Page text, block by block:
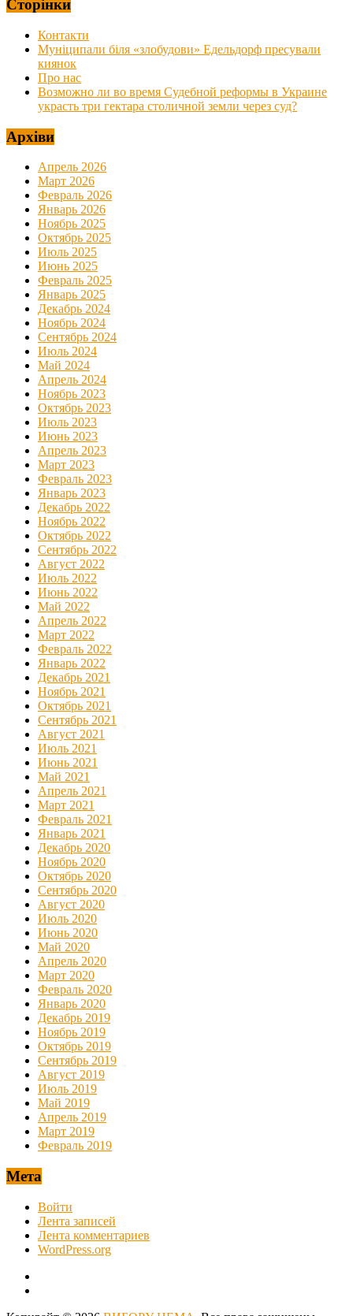
Сторінки
Контакти
Муніципали біля «злобудови» Едельдорф пресували
киянок
Про нас
Возможно ли во время Судебной реформы в Украине
украсть три гектара столичной земли через суд?
Архіви
Апрель 2026
Март 2026
Февраль 2026
Январь 2026
Ноябрь 2025
Октябрь 2025
Июль 2025
Июнь 2025
Февраль 2025
Январь 2025
Декабрь 2024
Ноябрь 2024
Сентябрь 2024
Июль 2024
Май 2024
Апрель 2024
Ноябрь 2023
Октябрь 2023
Июль 2023
Июнь 2023
Апрель 2023
Март 2023
Февраль 2023
Январь 2023
Декабрь 2022
Ноябрь 2022
Октябрь 2022
Сентябрь 2022
Август 2022
Июль 2022
Июнь 2022
Май 2022
Апрель 2022
Март 2022
Февраль 2022
Январь 2022
Декабрь 2021
Ноябрь 2021
Октябрь 2021
Сентябрь 2021
Август 2021
Июль 2021
Июнь 2021
Май 2021
Апрель 2021
Март 2021
Февраль 2021
Январь 2021
Декабрь 2020
Ноябрь 2020
Октябрь 2020
Сентябрь 2020
Август 2020
Июль 2020
Июнь 2020
Май 2020
Апрель 2020
Март 2020
Февраль 2020
Январь 2020
Декабрь 2019
Ноябрь 2019
Октябрь 2019
Сентябрь 2019
Август 2019
Июль 2019
Май 2019
Апрель 2019
Март 2019
Февраль 2019
Мета
Войти
Лента записей
Лента комментариев
WordPress.org